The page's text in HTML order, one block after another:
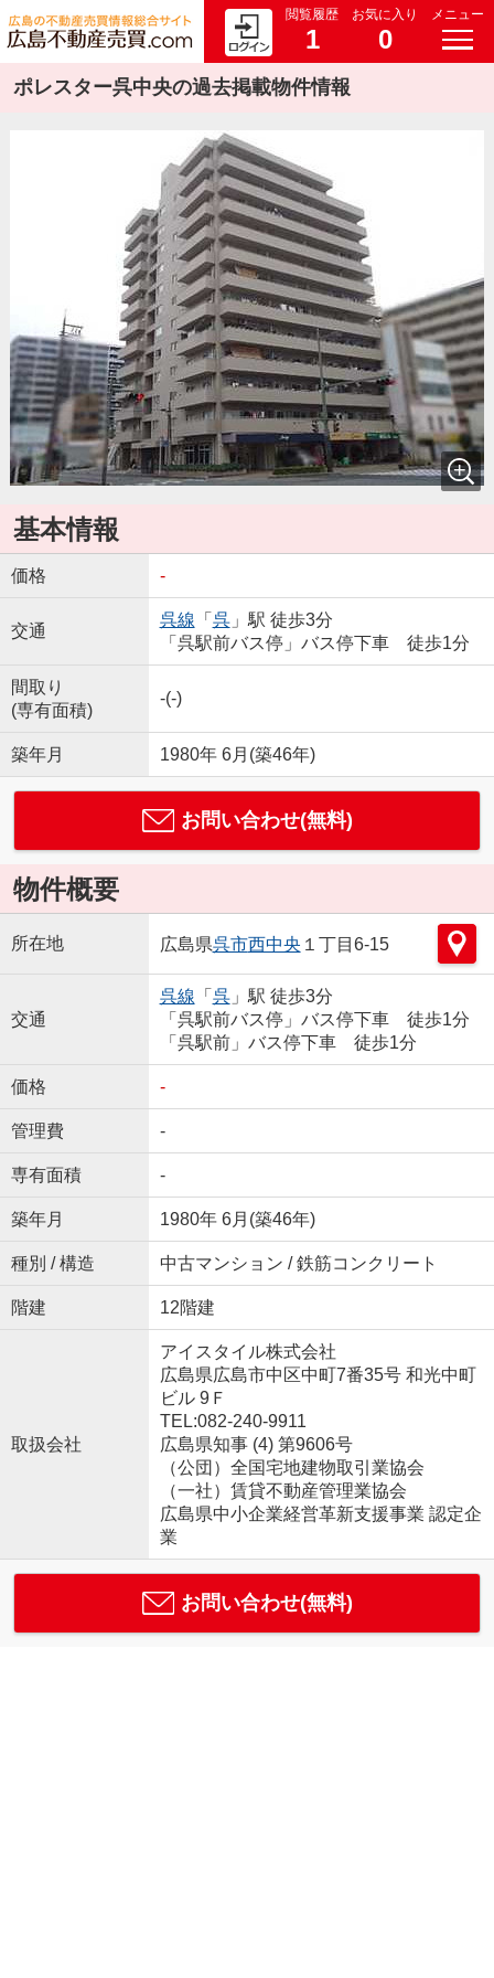
閲覧履歴
1
お気に入り
0
メニュー
ポレスター呉中央の過去掲載物件情報
基本情報
価格 -
交通
呉線 「 呉」駅 徒歩3分
「呉駅前バス停」バス停下車 徒歩1分
間取り
(専有面積)
-(-)
築年月 1980年 6月(築46年)
お問い合わせ(無料)
物件概要
所在地 広島県呉市西中央 １丁目6-15
交通
呉線 「 呉」駅 徒歩3分
「呉駅前バス停」バス停下車 徒歩1分
「呉駅前」バス停下車 徒歩1分
価格 -
管理費 -
専有面積 -
築年月 1980年 6月(築46年)
種別 / 構造 中古マンション / 鉄筋コンクリート
階建 12階建
取扱会社
アイスタイル株式会社
広島県広島市中区中町7番35号 和光中町
ビル 9Ｆ
TEL:082-240-9911
広島県知事 (4) 第9606号
（公団）全国宅地建物取引業協会
（一社）賃貸不動産管理業協会
広島県中小企業経営革新支援事業 認定企
業
お問い合わせ(無料)